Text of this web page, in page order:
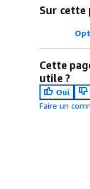
Sur cette
Cette
utile ?
Oui
Faire un